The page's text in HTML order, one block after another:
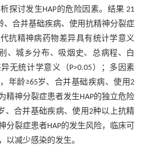
探讨发生HAP的危险因素。结果 21
、合并基础疾病、使用抗精神分裂症
抗精神病药物差异具有统计学意义
别、城乡分布、吸烟史、总病程、白
无统计学意义（P>0.05）；多因素
年龄≥65岁、合并基础疾病、使用2
精神分裂症患者发生HAP的独立危险
、合并基础疾病、使用2种以上抗精
分裂症患者HAP的发生风险，临床可
以减少感染的发生。